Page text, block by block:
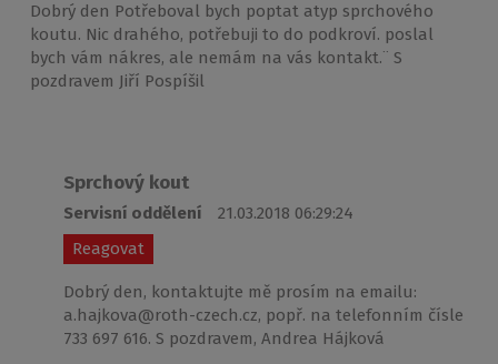
Dobrý den Potřeboval bych poptat atyp sprchového
koutu. Nic drahého, potřebuji to do podkroví. poslal
bych vám nákres, ale nemám na vás kontakt.¨ S
pozdravem Jiří Pospíšil
Sprchový kout
Servisní oddělení
21.03.2018 06:29:24
Reagovat
Dobrý den, kontaktujte mě prosím na emailu:
a.hajkova@roth-czech.cz, popř. na telefonním čísle
733 697 616. S pozdravem, Andrea Hájková